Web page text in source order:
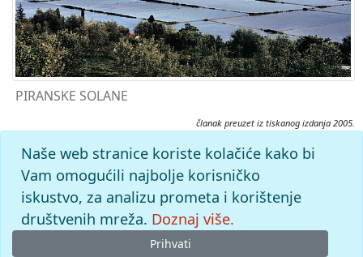
PIRANSKE SOLANE
članak preuzet iz tiskanog izdanja 2005.
Citiranje:
Istarska enciklopedija (2005), mrežno izdanje.
Leksikografski zavod Miroslav Krleža, 2026. Pristupljeno
7.8.2026. <https://istra.lzmk.hr/clanak/2094>.
Naše web stranice koriste kolačiće kako bi
Vam omogućili najbolje korisničko
iskustvo, za analizu prometa i korištenje
društvenih mreža. Doznaj više.
Prihvati